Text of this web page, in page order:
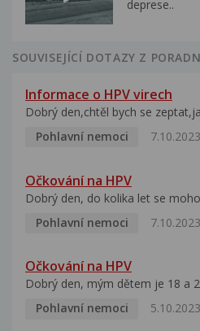
deprese..
SOUVISEJÍCÍ DOTAZY Z
Informace o HPV virech
Dobrý den,chtěl bych se
Pohlavní nemoci
7.10.2023
Očkování na HPV
Dobrý den, do kolika let se
Pohlavní nemoci
7.10.2023
Očkování na HPV
Dobrý den, mým dětem je 18 a
Pohlavní nemoci
5.10.2023